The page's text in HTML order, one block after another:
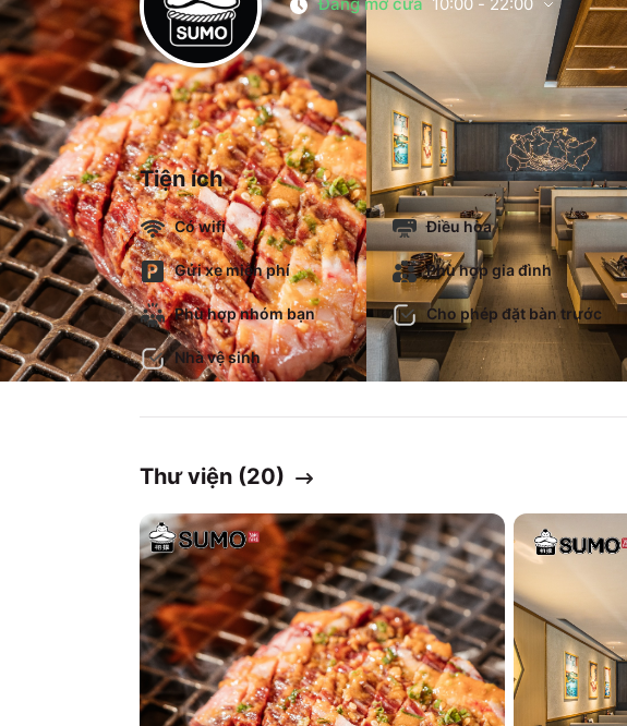
Tiện ích
Có wifi Điều hòa
Gửi xe miễn phí Phù hợp gia đình
Phù hợp nhóm bạn Cho phép đặt bàn trước
Nhà vệ sinh
Thư viện (20)